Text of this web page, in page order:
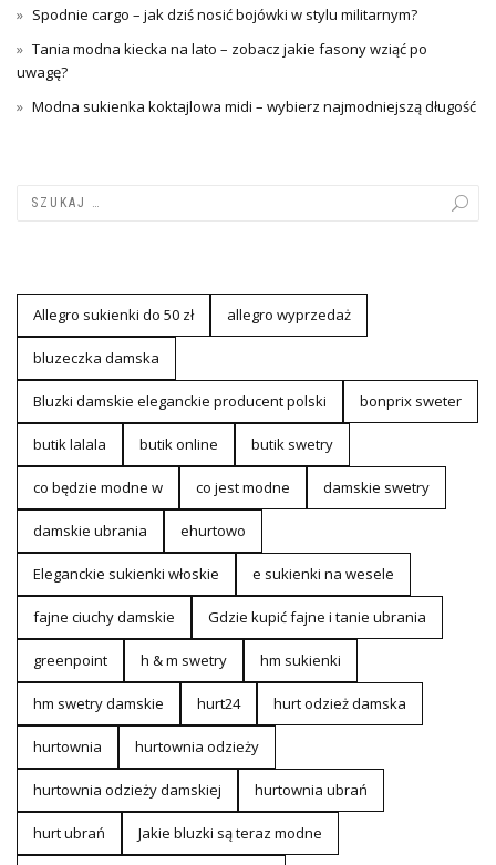
Spodnie cargo – jak dziś nosić bojówki w stylu militarnym?
Tania modna kiecka na lato – zobacz jakie fasony wziąć po
uwagę?
Modna sukienka koktajlowa midi – wybierz najmodniejszą długość
Allegro sukienki do 50 zł allegro wyprzedaż
bluzeczka damska
Bluzki damskie eleganckie producent polski bonprix sweter
butik lalala butik online butik swetry
co będzie modne w co jest modne damskie swetry
damskie ubrania ehurtowo
Eleganckie sukienki włoskie e sukienki na wesele
fajne ciuchy damskie Gdzie kupić fajne i tanie ubrania
greenpoint h & m swetry hm sukienki
hm swetry damskie hurt24 hurt odzież damska
hurtownia hurtownia odzieży
hurtownia odzieży damskiej hurtownia ubrań
hurt ubrań Jakie bluzki są teraz modne